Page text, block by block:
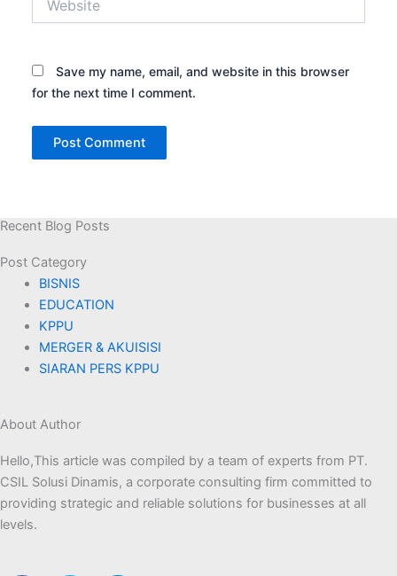
Save my name, email, and website in this browser
for the next time I comment.
Recent Blog Posts
Post Category​
BISNIS
EDUCATION
KPPU
MERGER & AKUISISI
SIARAN PERS KPPU
About Author
Hello,This article was compiled by a team of experts from PT.
CSIL Solusi Dinamis, a corporate consulting firm committed to
providing strategic and reliable solutions for businesses at all
levels.